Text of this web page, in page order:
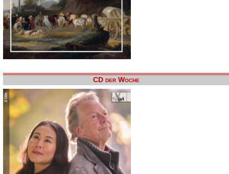
CD der Woche